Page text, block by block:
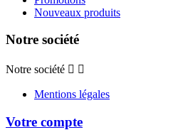
Nouveaux produits
Notre société
Notre société  
Mentions légales
Votre compte